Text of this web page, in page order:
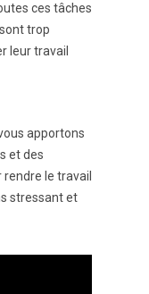
ces tâches
trop
leur travail
apportons
et des
le travail
stressant et